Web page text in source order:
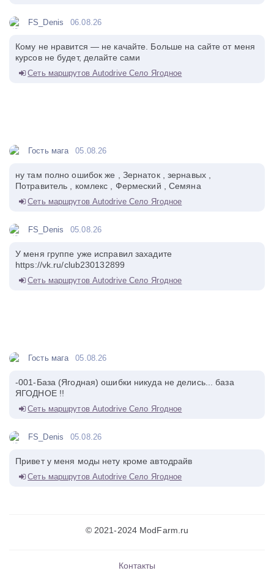
FS_Denis 06.08.26
Кому не нравится — не качайте. Больше на сайте от меня
курсов не будет, делайте сами
Сеть маршрутов Autodrive Село Ягодное
Гость мага 05.08.26
ну там полно ошибок же , Зернаток , зернавых ,
Потравитель , комлекс , Фермеский , Семяна
Сеть маршрутов Autodrive Село Ягодное
FS_Denis 05.08.26
У меня группе уже исправил захадите
https://vk.ru/club230132899
Сеть маршрутов Autodrive Село Ягодное
Гость мага 05.08.26
-001-База (Ягодная) ошибки никуда не делись... база
ЯГОДНОЕ !!
Сеть маршрутов Autodrive Село Ягодное
FS_Denis 05.08.26
Привет у меня моды нету кроме автодрайв
Сеть маршрутов Autodrive Село Ягодное
© 2021-2024 ModFarm.ru
Контакты